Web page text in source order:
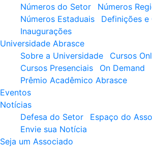
Números do Setor
Números
Números Estaduais
Definições e
Inaugurações
Universidade Abrasce
Sobre a Universidade
Cursos
Cursos Presenciais
On Demand
Prêmio Acadêmico Abrasce
Eventos
Notícias
Defesa do Setor
Espaço do
Envie sua Notícia
Seja um Associado